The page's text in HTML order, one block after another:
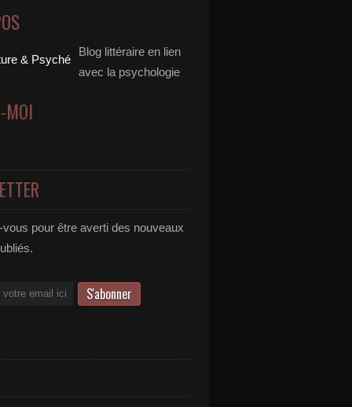
Blog littéraire en lien
avec la psychologie
MOI
pour être averti des nouveaux